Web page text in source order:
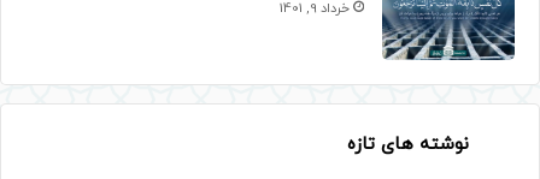
خرداد 9, 1401
نوشته های تازه